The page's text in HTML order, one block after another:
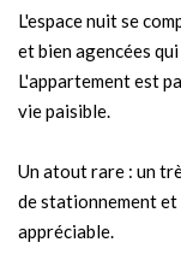
L'espace nuit se
et bien agencées
L'appartement est
vie paisible.
Un atout rare : un
de stationnement
appréciable.